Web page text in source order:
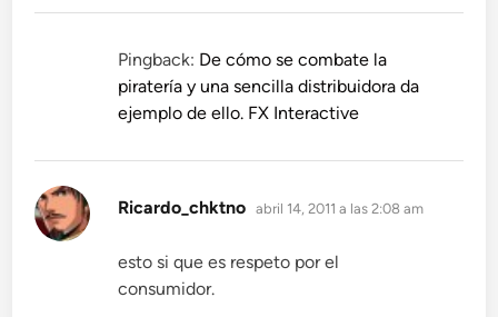
Pingback: De cómo se combate la
piratería y una sencilla distribuidora da
ejemplo de ello. FX Interactive
Ricardo_chktno dice:
abril 14, 2011 a las 2:08 am
esto si que es respeto por el
consumidor.